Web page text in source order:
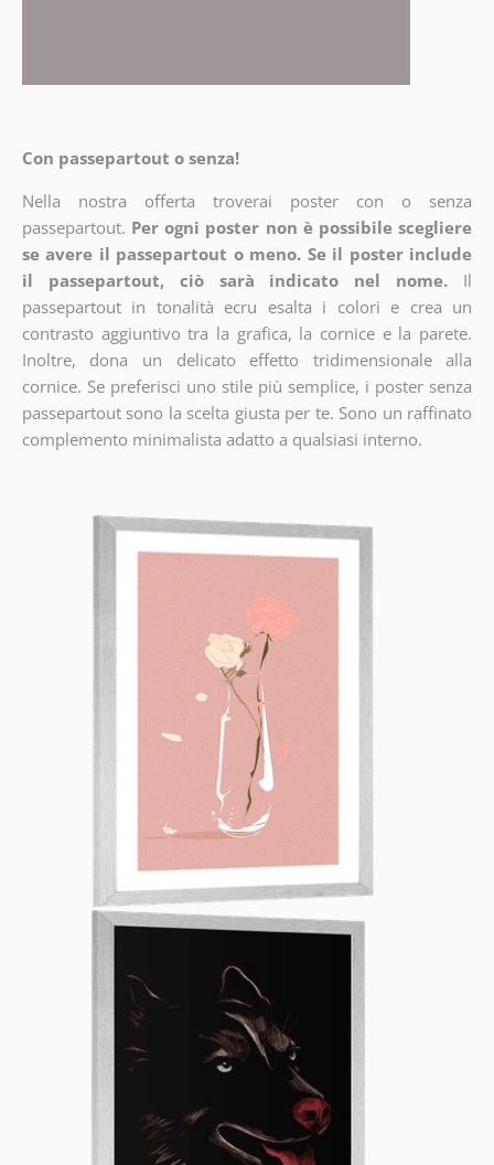
Con passepartout o senza!
Nella nostra offerta troverai poster con o senza
passepartout. Per ogni poster non è possibile scegliere
se avere il passepartout o meno. Se il poster include
il passepartout, ciò sarà indicato nel nome.
Il
passepartout in tonalità ecru esalta i colori e crea un
contrasto aggiuntivo tra la grafica, la cornice e la parete.
Inoltre, dona un delicato effetto tridimensionale alla
cornice. Se preferisci uno stile più semplice, i poster senza
passepartout sono la scelta giusta per te. Sono un raffinato
complemento minimalista adatto a qualsiasi interno.